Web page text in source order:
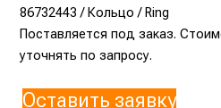
86732443 / Кольцо / Ring
Поставляется под заказ.
уточнять по запросу.
Оставить заявку